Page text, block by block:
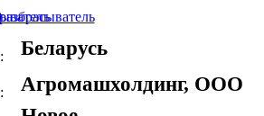
Беларусь
Агромашхолдинг, ООО